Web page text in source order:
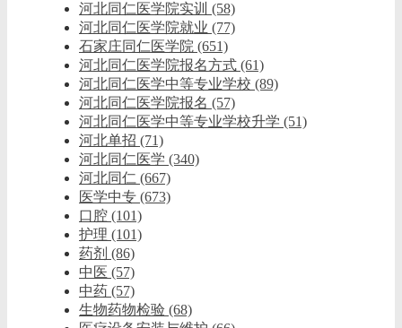
河北同仁医学院实训 (58)
河北同仁医学院就业 (77)
石家庄同仁医学院 (651)
河北同仁医学院报名方式 (61)
河北同仁医学中等专业学校 (89)
河北同仁医学院报名 (57)
河北同仁医学中等专业学校升学 (51)
河北单招 (71)
河北同仁医学 (340)
河北同仁 (667)
医学中专 (673)
口腔 (101)
护理 (101)
药剂 (86)
中医 (57)
中药 (57)
生物药物检验 (68)